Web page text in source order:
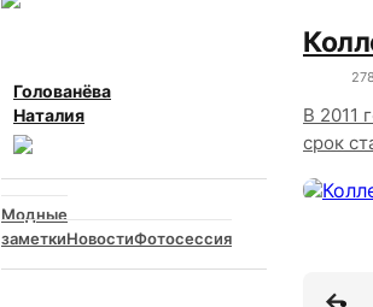
Голованёва
Наталия
Модные
заметкиНовостиФотосессия
В 2011
срок